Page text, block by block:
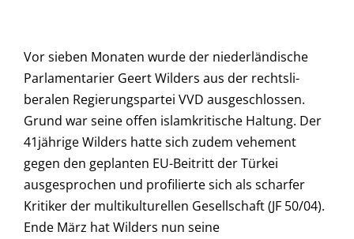
Vor sieben Monaten wurde der niederländische
Parlamentarier Geert Wilders aus der rechtsli-
beralen Regierungspartei VVD ausgeschlossen.
Grund war seine offen islamkritische Haltung. Der
41jährige Wilders hatte sich zudem vehement
gegen den geplanten EU-Beitritt der Türkei
ausgesprochen und profilierte sich als scharfer
Kritiker der multikulturellen Gesellschaft (JF 50/04).
Ende März hat Wilders nun seine